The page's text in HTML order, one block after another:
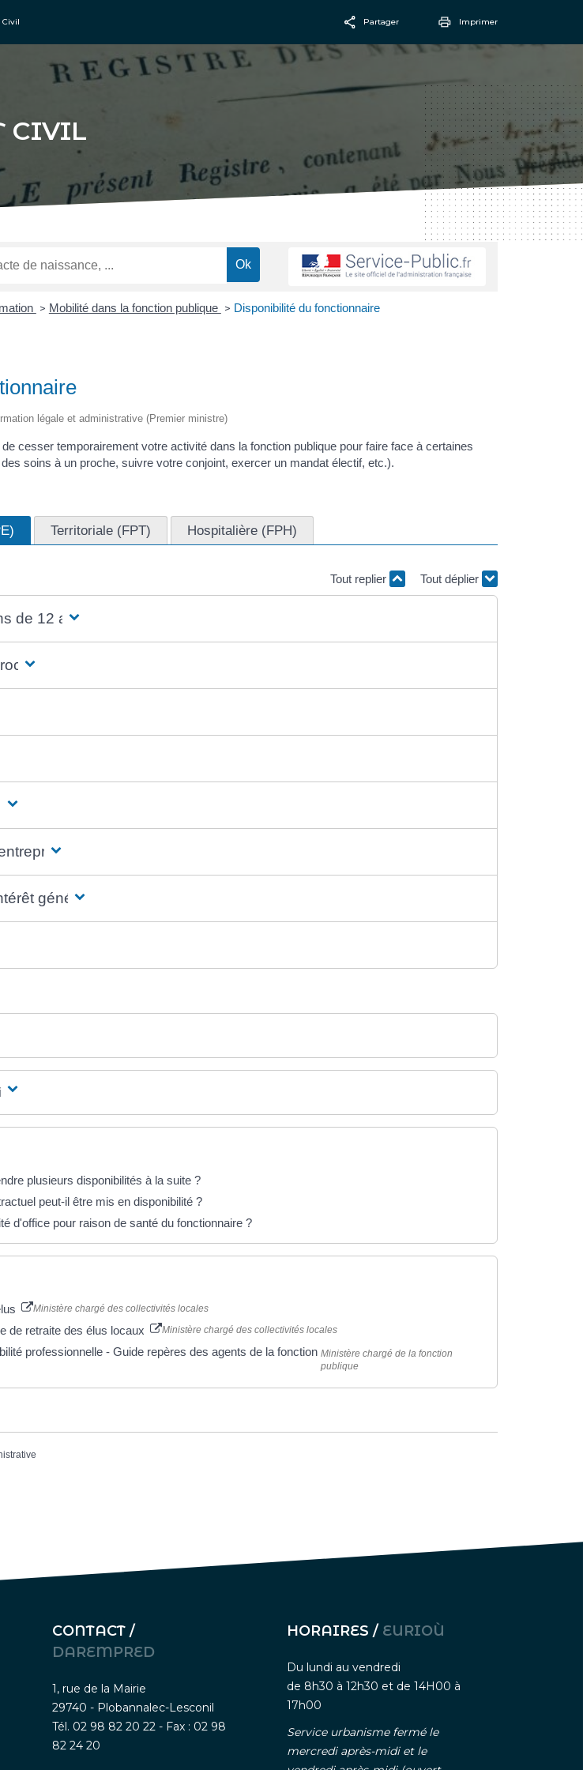
Civil Partager Imprimer
CIVIL
> Mobilité dans la fonction publique > Disponibilité du fonctionnaire
légale et administrative (Premier ministre)
cesser temporairement votre activité dans la fonction publique pour faire face à certaines
soins à un proche, suivre votre conjoint, exercer un mandat électif, etc.).
Territoriale (FPT) Hospitalière (FPH)
Tout replier Tout déplier
de 12 ans
général
plusieurs disponibilités à la suite ?
peut-il être mis en disponibilité ?
d'office pour raison de santé du fonctionnaire ?
Ministère chargé des collectivités locales
de retraite des élus locaux Ministère chargé des collectivités locales
professionnelle - Guide repères des agents de la fonction Ministère chargé de la fonction
publique
CONTACT /
DAREMPRED
1, rue de la Mairie
29740 - Plobannalec-Lesconil
Tél. 02 98 82 20 22 - Fax : 02 98
82 24 20
HORAIRES / EURIOÙ
Du lundi au vendredi
de 8h30 à 12h30 et de 14H00 à
17h00
Service urbanisme fermé le
mercredi après-midi et le